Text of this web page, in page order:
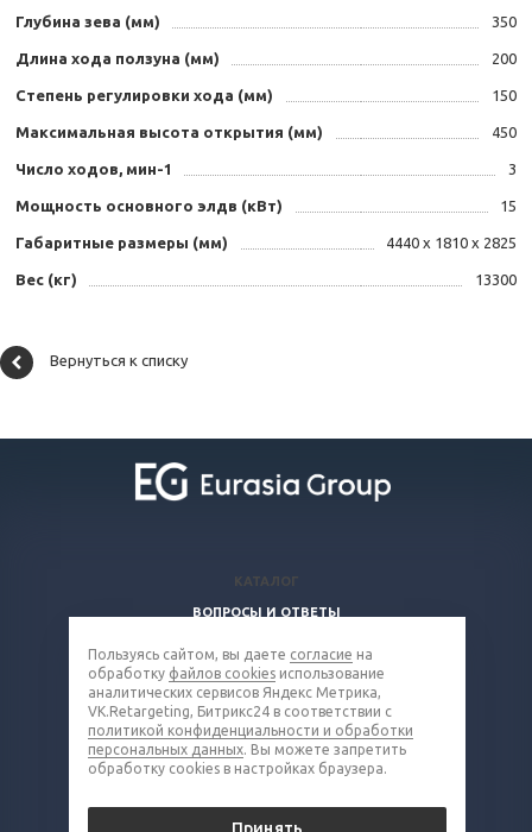
Глубина зева (мм) 350
Длина хода ползуна (мм) 200
Степень регулировки хода (мм) 150
Максимальная высота открытия (мм) 450
Число ходов, мин-1 3
Мощность основного элдв (кВт) 15
Габаритные размеры (мм) 4440 х 1810 х 2825
Вес (кг) 13300
Вернуться к списку
КАТАЛОГ
ВОПРОСЫ И ОТВЕТЫ
КОНТАКТЫ
8 (800) 302-16-85
metall@eq-mail.ru
Пользуясь сайтом, вы даете согласие на
обработку файлов cookies использование
аналитических сервисов Яндекс Метрика,
VK.Retargeting, Битрикс24 в соответствии с
политикой конфиденциальности и обработки
персональных данных. Вы можете запретить
обработку cookies в настройках браузера.